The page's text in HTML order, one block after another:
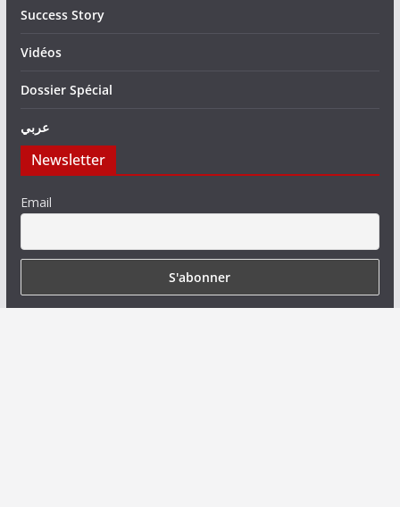
Success Story
Vidéos
Dossier Spécial
عربي
Newsletter
Email